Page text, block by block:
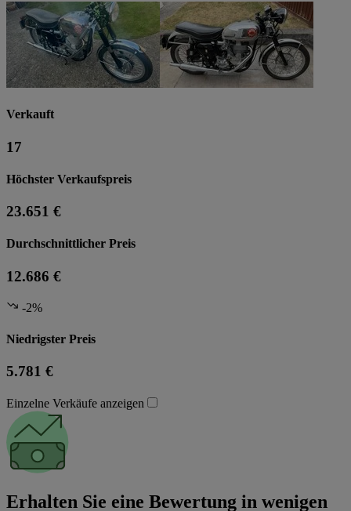
Verkauft
17
Höchster Verkaufspreis
23.651 €
Durchschnittlicher Preis
12.686 €
-2%
Niedrigster Preis
5.781 €
Einzelne Verkäufe anzeigen
Erhalten Sie eine Bewertung in wenigen